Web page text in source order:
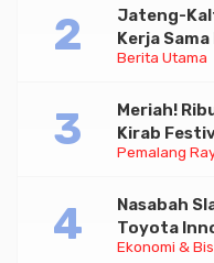
Berita Utama
Jateng-
Kerja
Triliun
Pemalang
Meriah!
Kirab
Ekonomi &
Nasabah
Toyota
Tabungan